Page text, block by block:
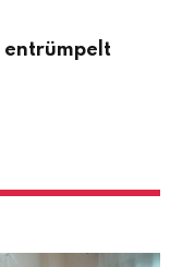
entrümpelt